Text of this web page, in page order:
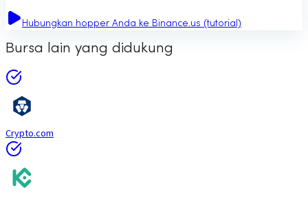
Hubungkan hopper Anda ke Binance.us (tutorial)
Bursa lain yang didukung
Crypto.com